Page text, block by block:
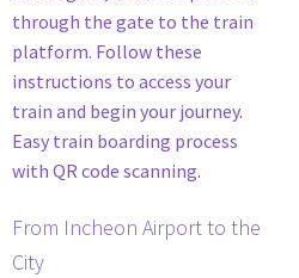
From Incheon Airport to the
City